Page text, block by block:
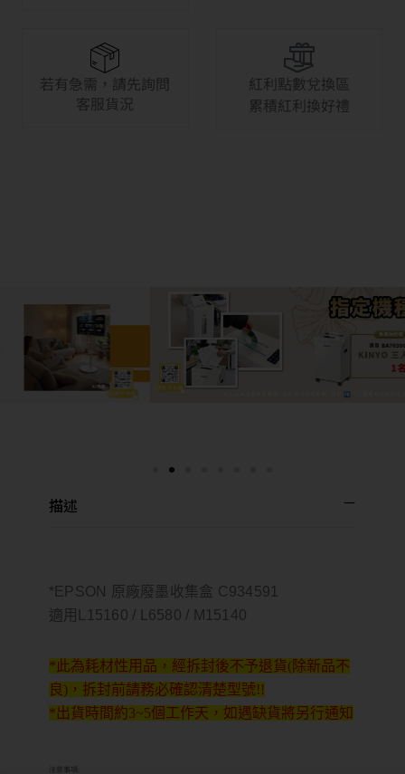
若有急需，請先詢問
客服貨況
紅利點數兌換區
累積紅利換好禮
描述
*EPSON 原廠廢墨收集盒 C934591
適用L15160 / L6580 / M15140
*此為耗材性用品，經拆封後不予退貨(除新品不
良)，拆封前請務必確認清楚型號!!
*出貨時間約3~5個工作天，如遇缺貨將另行通知
注意事項: